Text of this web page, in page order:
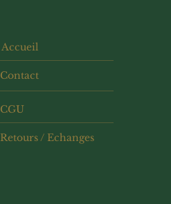
Accueil
Contact
CGU
Retours / Echanges